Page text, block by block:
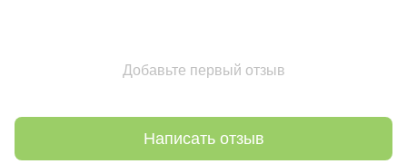
Добавьте первый отзыв
Написать отзыв